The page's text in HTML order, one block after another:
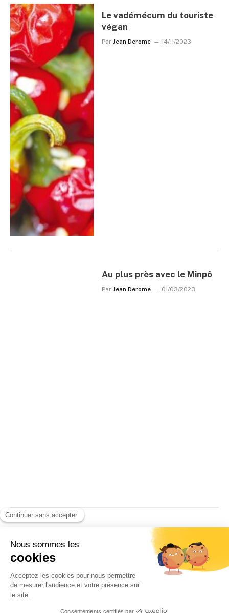
Le vadémécum du touriste
végan
Par Jean Derome 14/11/2023
Au plus près avec le Minpô
Par Jean Derome 01/03/2023
Tradition : Les irréductibles
31/10/2022